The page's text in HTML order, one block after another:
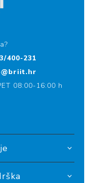
400-231
08:00-16:00 h